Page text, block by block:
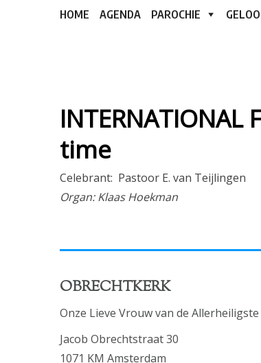
HOME AGENDA PAROCHIE
INTERNATIONAL
time
Celebrant: Pastoor E. van Teijlingen
Organ: Klaas Hoekman
OBRECHTKERK
Onze Lieve Vrouw van de
Jacob Obrechtstraat 30
1071 KM Amsterdam